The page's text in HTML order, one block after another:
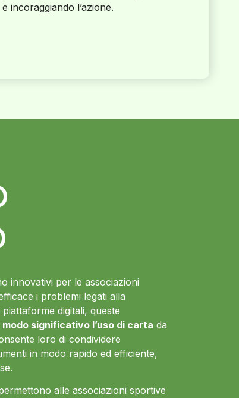
e incoraggiando l’azione.
innovativi per le associazioni
i problemi legati alla
digitali, queste
significativo l’uso di carta da
loro di condividere
in modo rapido ed efficiente,
alle associazioni sportive